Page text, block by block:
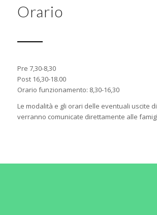
Orario
Pre 7,30-8,30
Post 16,30-18.00
Orario funzionamento: 8,30-16,30
Le modalità e gli orari delle eventuali uscite
verranno comunicate direttamente alle